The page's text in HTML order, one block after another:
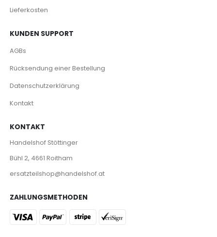
Lieferkosten
KUNDEN SUPPORT
AGBs
Rücksendung einer Bestellung
Datenschutzerklärung
Kontakt
KONTAKT
Handelshof Stöttinger
Bühl 2, 4661 Roitham
ersatzteilshop@handelshof.at
ZAHLUNGSMETHODEN